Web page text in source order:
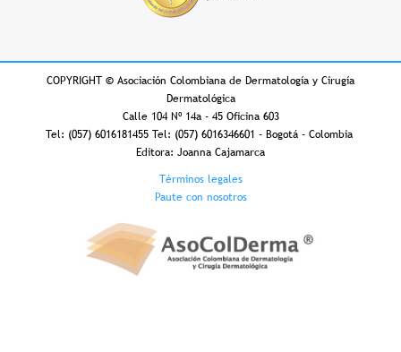
COPYRIGHT © Asociación Colombiana de Dermatología y Cirugía
Dermatológica
Calle 104 Nº 14a - 45 Oficina 603
Tel: (057) 6016181455 Tel: (057) 6016346601 - Bogotá - Colombia
Editora: Joanna Cajamarca
Términos legales
Paute con nosotros